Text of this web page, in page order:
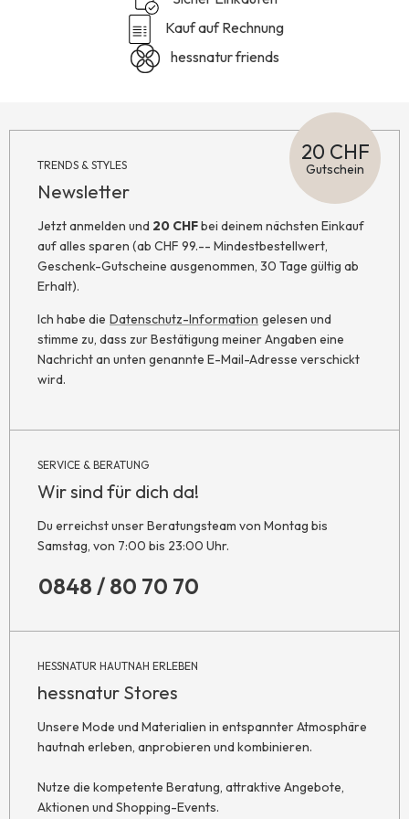
Kauf auf Rechnung
hessnatur friends
TRENDS & STYLES
Newsletter
20 CHF
Gutschein
Jetzt anmelden und 20 CHFbei deinem nächsten Einkauf
auf alles sparen (ab CHF 99.-- Mindestbestellwert,
Geschenk-Gutscheine ausgenommen, 30 Tage gültig ab
Erhalt).
Ich habe die Datenschutz-Information gelesen und
stimme zu, dass zur Bestätigung meiner Angaben eine
Nachricht an unten genannte E-Mail-Adresse verschickt
wird.
SERVICE & BERATUNG
Wir sind für dich da!
Du erreichst unser Beratungsteam von Montag bis
Samstag, von 7:00 bis 23:00 Uhr.
0848 / 80 70 70
HESSNATUR HAUTNAH ERLEBEN
hessnatur Stores
Unsere Mode und Materialien in entspannter Atmosphäre
hautnah erleben, anprobieren und kombinieren.
Nutze die kompetente Beratung, attraktive Angebote,
Aktionen und Shopping-Events.